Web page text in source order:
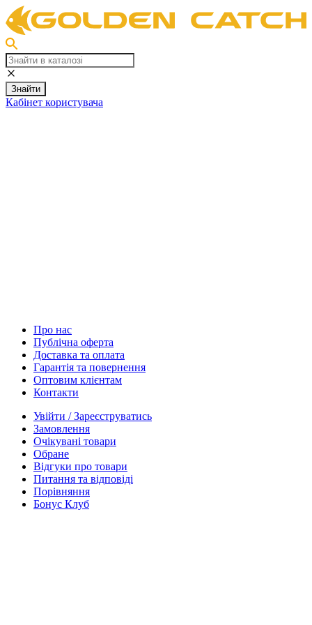
Знайти
Кабінет користувача
Про нас
Публічна оферта
Доставка та оплата
Гарантія та повернення
Оптовим клієнтам
Контакти
Увійти / Зареєструватись
Замовлення
Очікувані товари
Обране
Відгуки про товари
Питання та відповіді
Порівняння
Бонус Клуб